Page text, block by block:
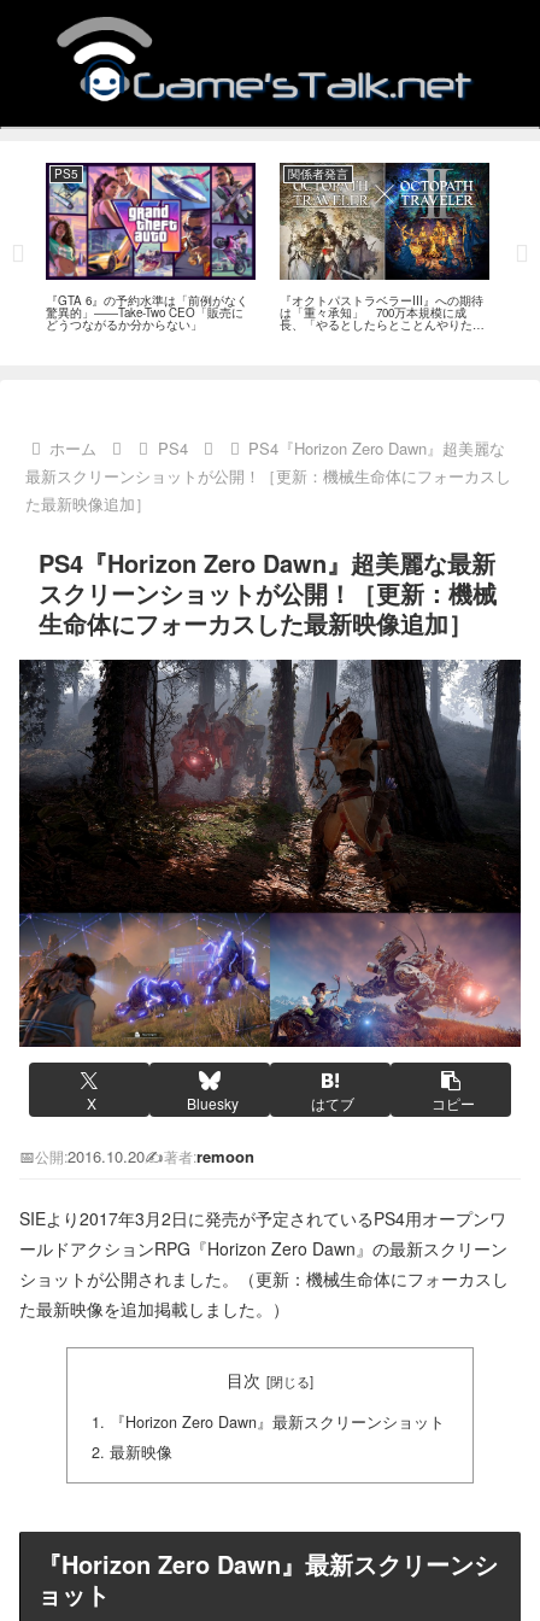
PS5
『GTA 6』の予約水準は「前例がなく
驚異的」――Take-Two CEO「販売に
どうつながるか分からない」
関係者発言
『オクトパストラベラーIII』への期待
は「重々承知」 700万本規模に成
長、「やるとしたらとことんやりた
い」と浅野智也氏
ホーム PS4
PS4『Horizon Zero Dawn』超美麗な
最新スクリーンショットが公開！［更新：機械生命体にフォーカスし
た最新映像追加］
PS4『Horizon Zero Dawn』超美麗な最新
スクリーンショットが公開！［更新：機械
生命体にフォーカスした最新映像追加］
X Bluesky はてブ コピー
📅公開:2016.10.20✍️著者:remoon
SIEより2017年3月2日に発売が予定されているPS4用オープンワ
ールドアクションRPG『Horizon Zero Dawn』の最新スクリーン
ショットが公開されました。（更新：機械生命体にフォーカスし
た最新映像を追加掲載しました。）
目次
『Horizon Zero Dawn』最新スクリーンショット
最新映像
『Horizon Zero Dawn』最新スクリーンシ
ョット